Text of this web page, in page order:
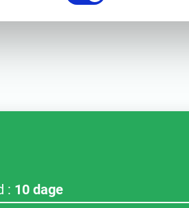
: 10 dage